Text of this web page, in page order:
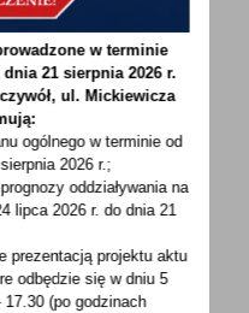
ZAKUPU
RYCZYWÓŁ
WARUNKACH
węgla
jest
w terminie
21 sierpnia 2026 r.
ul. Mickiewicza
ogólnego w terminie od
2026 r.;
oddziaływania na
lipca 2026 r. do dnia 21
prezentacją projektu aktu
odbędzie się w dniu 5
(po godzinach